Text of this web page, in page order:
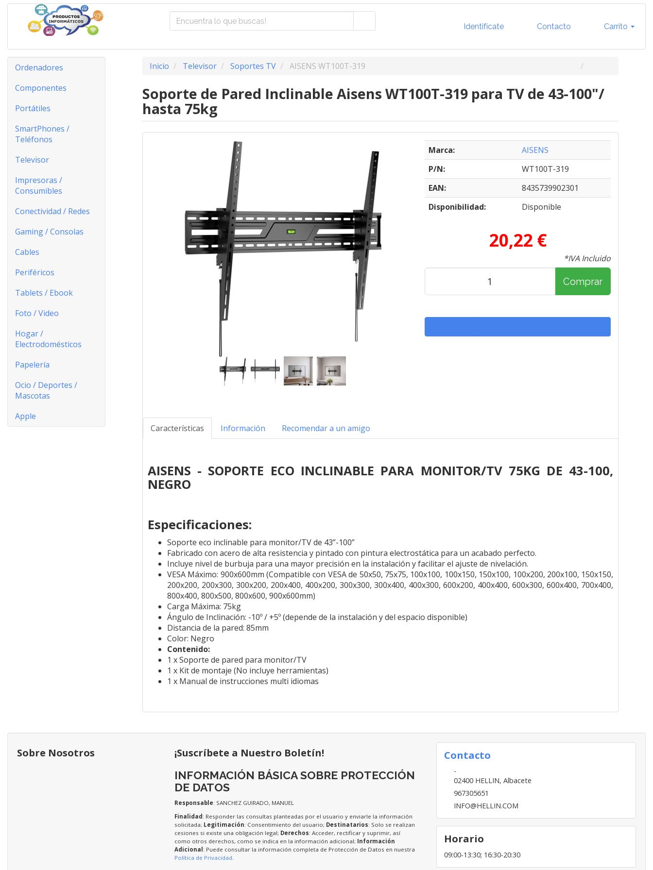
Identifícate Contacto Carrito
Ordenadores
Componentes
Portátiles
SmartPhones /
Teléfonos
Televisor
Impresoras /
Consumibles
Conectividad / Redes
Gaming / Consolas
Cables
Periféricos
Tablets / Ebook
Foto / Video
Hogar /
Electrodomésticos
Papelería
Ocio / Deportes /
Mascotas
Apple
Inicio Televisor Soportes TV AISENS WT100T-319
Soporte de Pared Inclinable Aisens WT100T-319 para TV de 43-100"/
hasta 75kg
Marca:
AISENS
P/N:
WT100T-319
EAN:
8435739902301
Disponibilidad:
Disponible
20,22 €
*IVA Incluido
Comprar
Características Información Recomendar a un amigo
AISENS - SOPORTE ECO INCLINABLE PARA MONITOR/TV 75KG DE 43-100,
NEGRO
Especificaciones:
Soporte eco inclinable para monitor/TV de 43”-100”
Fabricado con acero de alta resistencia y pintado con pintura electrostática para un acabado perfecto.
Incluye nivel de burbuja para una mayor precisión en la instalación y facilitar el ajuste de nivelación.
VESA Máximo: 900x600mm (Compatible con VESA de 50x50, 75x75, 100x100, 100x150, 150x100, 100x200, 200x100, 150x150,
200x200, 200x300, 300x200, 200x400, 400x200, 300x300, 300x400, 400x300, 600x200, 400x400, 600x300, 600x400, 700x400,
800x400, 800x500, 800x600, 900x600mm)
Carga Máxima: 75kg
Ángulo de Inclinación: -10º / +5º (depende de la instalación y del espacio disponible)
Distancia de la pared: 85mm
Color: Negro
Contenido:
1 x Soporte de pared para monitor/TV
1 x Kit de montaje (No incluye herramientas)
1 x Manual de instrucciones multi idiomas
Sobre Nosotros
¡Suscríbete a Nuestro Boletín!
INFORMACIÓN BÁSICA SOBRE PROTECCIÓN
DE DATOS
Responsable: SANCHEZ GUIRADO, MANUEL
Finalidad : Responder las consultas planteadas por el usuario y enviarle la información
solicitada; Legitimación: Consentimiento del usuario; Destinatarios: Solo se realizan
cesiones si existe una obligación legal; Derechos: Acceder, rectificar y suprimir, así
como otros derechos, como se indica en la información adicional; Información
Adicional : Puede consultar la información completa de Protección de Datos en nuestra
Política de Privacidad.
Contacto
-
02400 HELLIN, Albacete
967305651
INFO@HELLIN.COM
Horario
09:00-13:30; 16:30-20:30